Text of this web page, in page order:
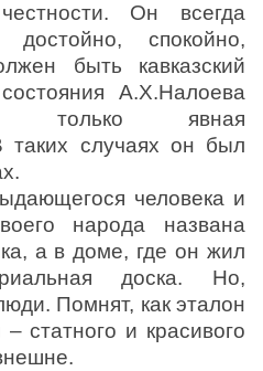
Он всегда
достойно, спокойно,
быть кавказский
А.Х.Налоева
только явная
таких случаях он был
человека и
народа названа
а в доме, где он жил
доска. Но,
Помнят, как эталон
статного и красивого